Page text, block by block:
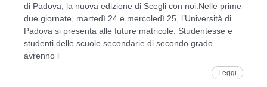
di Padova, la nuova edizione di Scegli con noi.Nelle prime
due giornate, martedì 24 e mercoledì 25, l’Università di
Padova si presenta alle future matricole. Studentesse e
studenti delle scuole secondarie di secondo grado
avrenno l
Leggi